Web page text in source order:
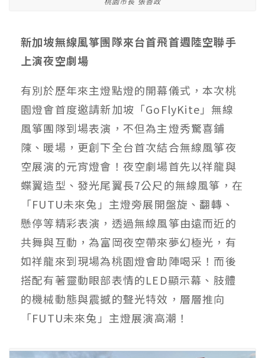
新加坡無線風箏團隊來台首飛首週陸空聯手
上演夜空劇場
有別於歷年來主燈點燈的開幕儀式，本次桃
園燈會首度邀請新加坡「GoFlyKite」無線
風箏團隊到場表演，不但為主燈秀驚喜鋪
陳、暖場，更創下全台首次結合無線風箏夜
空展演的元宵燈會！夜空劇場首先以祥龍與
蝶翼造型、發光尾翼長7公尺的無線風箏，在
「FUTU未來兔」主燈旁展開盤旋、翻轉、
懸停等精彩表演，透過無線風箏由遠而近的
共舞與互動，為富岡夜空帶來夢幻極光，有
如祥龍來到現場為桃園燈會助陣喝采！而後
搭配有著靈動眼部表情的LED顯示幕、肢體
的機械動態與震撼的聲光特效，層層推向
「FUTU未來兔」主燈展演高潮！